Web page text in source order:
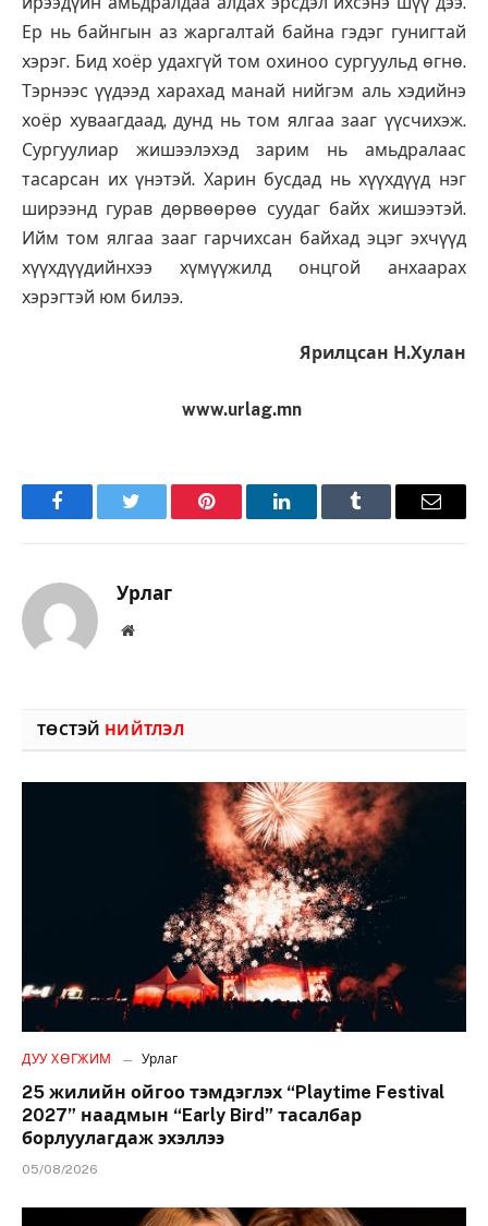
Ер нь байнгын аз жаргалтай байна гэдэг гунигтай
хэрэг. Бид хоёр удахгүй том охиноо сургуульд өгнө.
Тэрнээс үүдээд харахад манай нийгэм аль хэдийнэ
хоёр хуваагдаад, дунд нь том ялгаа зааг үүсчихэж.
Сургуулиар жишээлэхэд зарим нь амьдралаас
тасарсан их үнэтэй. Харин бусдад нь хүүхдүүд нэг
ширээнд гурав дөрвөөрөө суудаг байх жишээтэй.
Ийм том ялгаа зааг гарчихсан байхад эцэг эхчүүд
хүүхдүүдийнхээ хүмүүжилд онцгой анхаарах
хэрэгтэй юм билээ.
Ярилцсан Н.Хулан
www.urlag.mn
FacebookTwitter Pinterest LinkedInTumblr Имэйл
Урлаг
Вэбсайт
ТӨСТЭЙ НИЙТЛЭЛ
ДУУ ХӨГЖИМ Урлаг
25 жилийн ойгоо тэмдэглэх “Playtime Festival
2027” наадмын “Early Bird” тасалбар
борлуулагдаж эхэллээ
05/08/2026